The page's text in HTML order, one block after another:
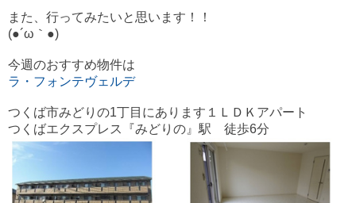
また、行ってみたいと思います！！
(●´ω｀●)ゞ
今週のおすすめ物件は
ラ・フォンテヴェルデ
つくば市みどりの1丁目にあります１ＬＤＫアパート
つくばエクスプレス『みどりの』駅 徒歩6分